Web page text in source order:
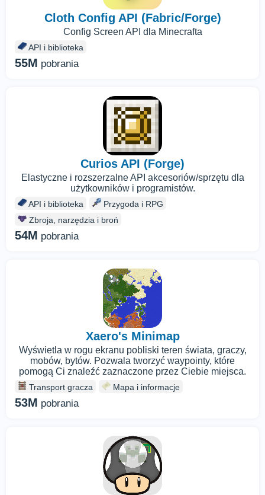
Cloth Config API (Fabric/Forge)
Config Screen API dla Minecrafta
API i biblioteka
55M pobrania
Curios API (Forge)
Elastyczne i rozszerzalne API akcesoriów/sprzętu dla
użytkowników i programistów.
API i biblioteka
Przygoda i RPG
Zbroja, narzędzia i broń
54M pobrania
Xaero's Minimap
Wyświetla w rogu ekranu pobliski teren świata, graczy,
mobów, bytów. Pozwala tworzyć waypointy, które
pomogą Ci znaleźć zaznaczone przez Ciebie miejsca.
Transport gracza Mapa i informacje
53M pobrania